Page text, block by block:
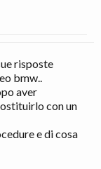
risposte
bmw..
aver
con un
e di cosa